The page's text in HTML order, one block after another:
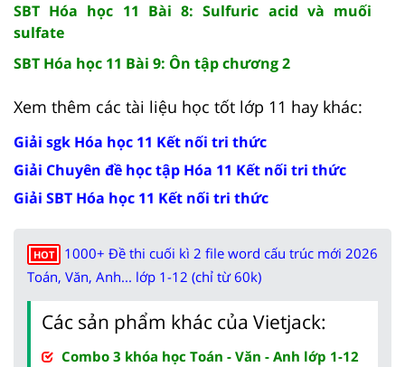
SBT Hóa học 11 Bài 8: Sulfuric acid và muối
sulfate
SBT Hóa học 11 Bài 9: Ôn tập chương 2
Xem thêm các tài liệu học tốt lớp 11 hay khác:
Giải sgk Hóa học 11 Kết nối tri thức
Giải Chuyên đề học tập Hóa 11 Kết nối tri thức
Giải SBT Hóa học 11 Kết nối tri thức
HOT
1000+ Đề thi cuối kì 2 file word cấu trúc mới 2026
Toán, Văn, Anh... lớp 1-12 (chỉ từ 60k)
Các sản phẩm khác của Vietjack:
Combo 3 khóa học Toán - Văn - Anh lớp 1-12